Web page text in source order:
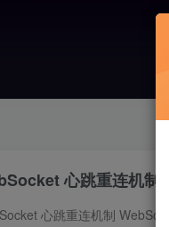
心跳重连机制